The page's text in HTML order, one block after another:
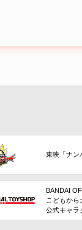
東映「ナン
BANDAI
こどもから
公式キャラ